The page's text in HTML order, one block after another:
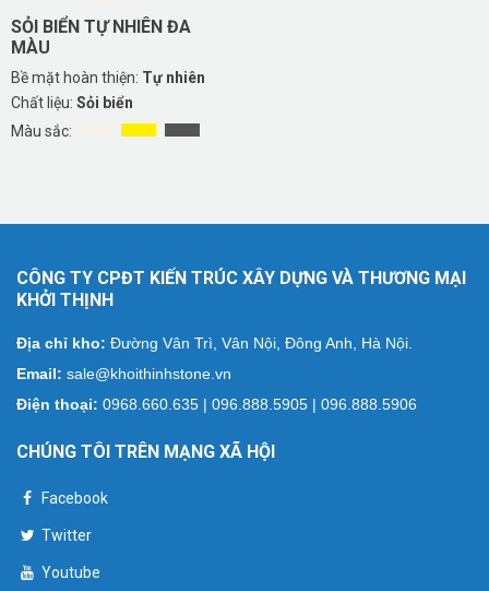
SỎI BIỂN TỰ NHIÊN ĐA
MÀU
Bề mặt hoàn thiện: Tự nhiên
Chất liệu: Sỏi biển
Màu sắc:
CÔNG TY CPĐT KIẾN TRÚC XÂY DỰNG VÀ THƯƠNG MẠI
KHỞI THỊNH
Địa chỉ kho: Đường Vân Trì, Vân Nội, Đông Anh, Hà Nội.
Email: sale@khoithinhstone.vn
Điện thoại: 0968.660.635 | 096.888.5905 | 096.888.5906
CHÚNG TÔI TRÊN MẠNG XÃ HỘI
Facebook
Twitter
Youtube